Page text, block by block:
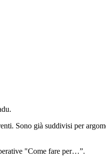
Sono già suddivisi per
"Come fare per…”.